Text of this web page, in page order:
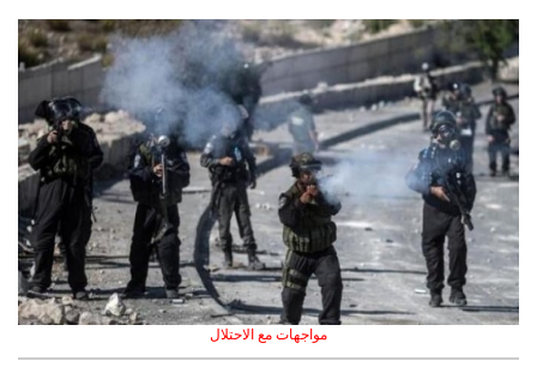
مواجهات مع الاحتلال